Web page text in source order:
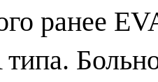
ранее